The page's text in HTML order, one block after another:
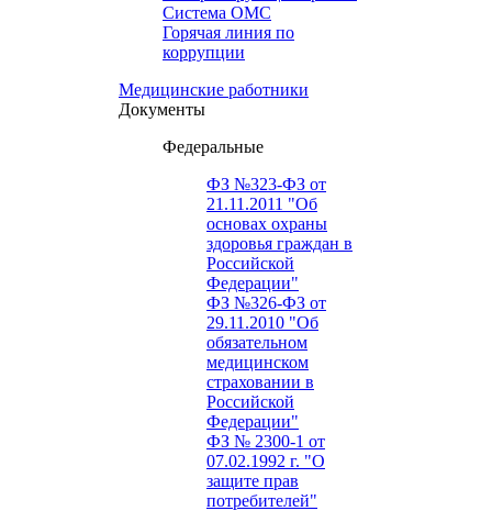
Система ОМС
Горячая линия по
коррупции
Медицинские работники
Документы
Федеральные
ФЗ №323-ФЗ от
21.11.2011 "Об
основах охраны
здоровья граждан в
Российской
Федерации"
ФЗ №326-ФЗ от
29.11.2010 "Об
обязательном
медицинском
страховании в
Российской
Федерации"
ФЗ № 2300-1 от
07.02.1992 г. "О
защите прав
потребителей"